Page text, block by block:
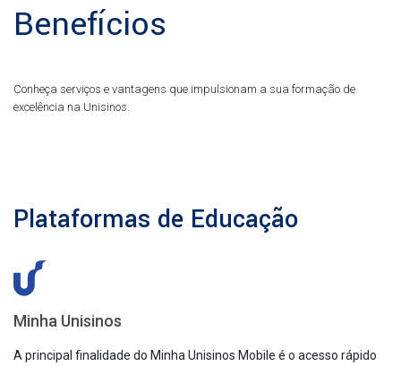
Benefícios
Conheça serviços e vantagens que impulsionam a sua formação de
excelência na Unisinos.
Plataformas de Educação
Minha Unisinos
A principal finalidade do Minha Unisinos Mobile é o acesso rápido